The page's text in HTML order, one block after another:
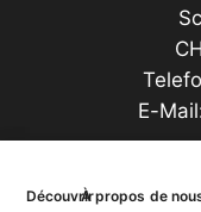
DécouvrirÀ propos de
E-